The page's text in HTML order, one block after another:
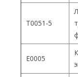
T0051-5
E0005